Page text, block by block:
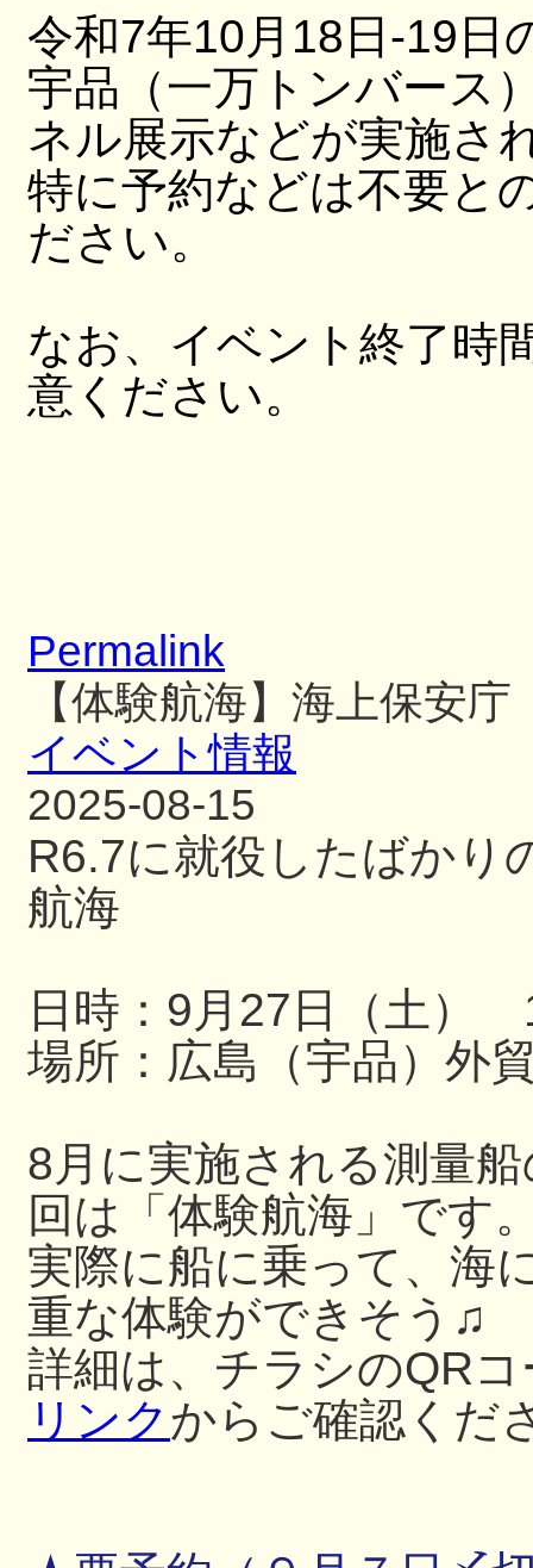
令和7年10月18日-19日
宇品（一万トンバース
ネル展示などが実施さ
特に予約などは不要と
ださい。
なお、イベント終了時
意ください。
Permalink
【体験航海】海上保安
イベント情報
2025-08-15
R6.7に就役したばかり
航海
日時：9月27日（土）
場所：広島（宇品）外
8月に実施される測量
回は「体験航海」です
実際に船に乗って、海
重な体験ができそう♫
詳細は、チラシのQR
リンクからご確認くだ